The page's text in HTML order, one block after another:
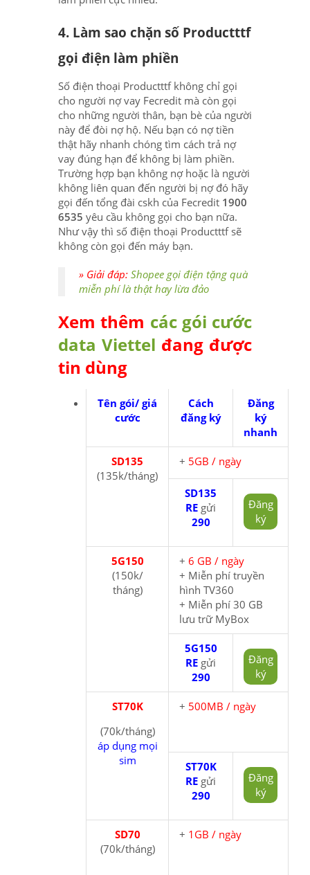
4. Làm sao chặn số Productttf
gọi điện làm phiền
Số điện thoại Productttf không chỉ gọi
cho người nợ vay Fecredit mà còn gọi
cho những người thân, bạn bè của người
này để đòi nợ hộ. Nếu bạn có nợ tiền
thật hãy nhanh chóng tìm cách trả nợ
vay đúng hạn để không bị làm phiền.
Trường hợp bạn không nợ hoặc là người
không liên quan đến người bị nợ đó hãy
gọi đến tổng đài cskh của Fecredit 1900
6535 yêu cầu không gọi cho bạn nữa.
Như vậy thì số điện thoại Productttf sẽ
không còn gọi đến máy bạn.
» Giải đáp: Shopee gọi điện tặng quà
miễn phí là thật hay lừa đảo
Xem thêm các gói cước
data Viettel đang được
tin dùng
Tên gói/ giá
cước
Cách
đăng ký
Đăng
ký
nhanh
SD135
(135k/tháng)
+ 5GB / ngày
SD135
RE gửi
290
Đăng
ký
5G150
(150k/
tháng)
+ 6 GB / ngày
+ Miễn phí truyền
hình TV360
+ Miễn phí 30 GB
lưu trữ MyBox
5G150
RE gửi
290
Đăng
ký
ST70K
(70k/tháng)
áp dụng mọi
sim
+ 500MB / ngày
ST70K
RE gửi
290
Đăng
ký
SD70
(70k/tháng)
+ 1GB / ngày